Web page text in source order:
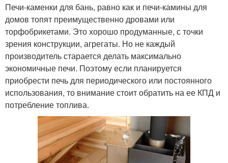
Печи-каменки для бань, равно как и печи-камины для
домов топят преимущественно дровами или
торфобрикетами. Это хорошо продуманные, с точки
зрения конструкции, агрегаты. Но не каждый
производитель старается делать максимально
экономичные печи. Поэтому если планируется
приобрести печь для периодического или постоянного
использования, то внимание стоит обратить на ее КПД и
потребление топлива.